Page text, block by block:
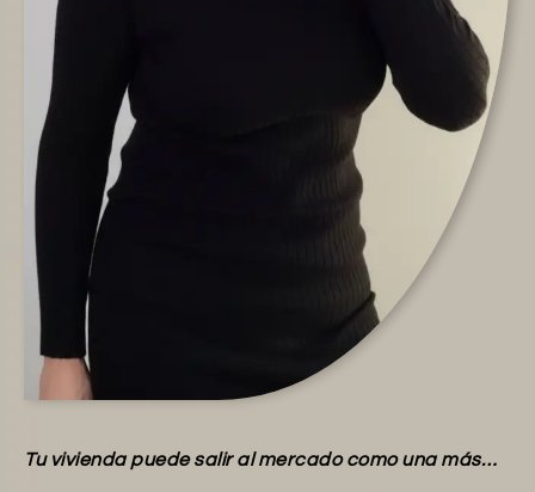
Tu vivienda puede salir al mercado como una más…